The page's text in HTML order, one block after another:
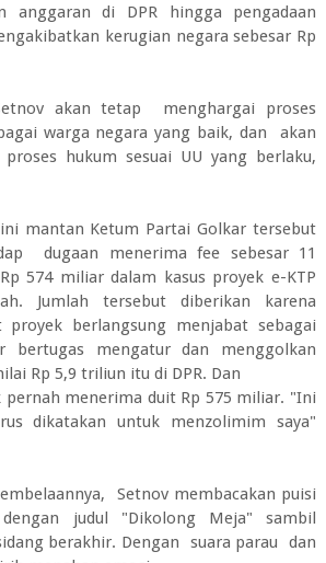
anggaran di DPR hingga pengadaan
kerugian negara sebesar Rp
akan tetap menghargai proses
warga negara yang baik, dan akan
hukum sesuai UU yang berlaku,
mantan Ketum Partai Golkar tersebut
dugaan menerima fee sebesar 11
574 miliar dalam kasus proyek e-KTP
Jumlah tersebut diberikan karena
proyek berlangsung menjabat sebagai
bertugas mengatur dan menggolkan
Rp 5,9 triliun itu di DPR. Dan
pernah menerima duit Rp 575 miliar. "Ini
dikatakan untuk menzolimim saya"
Setnov membacakan puisi
judul "Dikolong Meja" sambil
berakhir. Dengan suara parau dan